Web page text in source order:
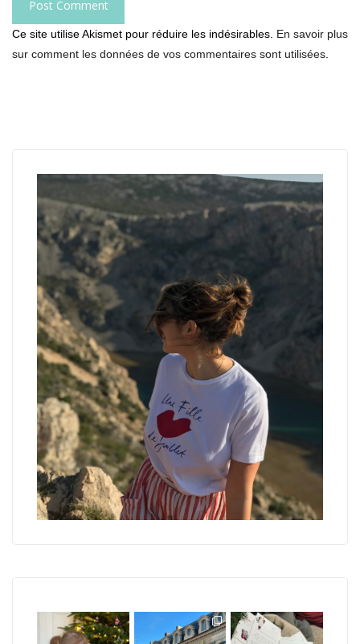
Ce site utilise Akismet pour réduire les indésirables. En savoir plus
sur comment les données de vos commentaires sont utilisées